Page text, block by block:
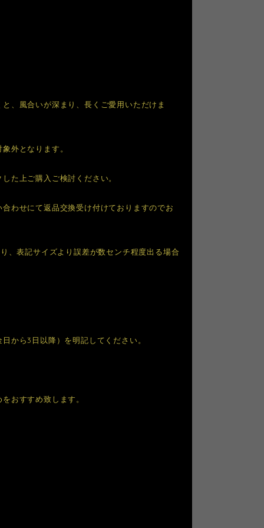
、風合いが深まり、長くご愛用いただけま
外となります。
た上ご購入ご検討ください。
わせにて返品交換受け付けておりますのでお
、表記サイズより誤差が数センチ程度出る場合
から3日以降）を明記してください。
おすすめ致します。